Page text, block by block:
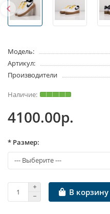
Модель:
Артикул:
Производители
4100.00р.
* Размер:
В корзину